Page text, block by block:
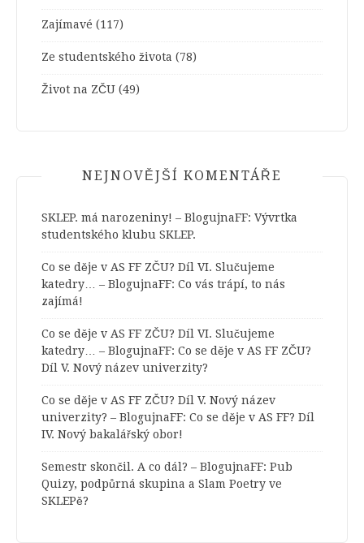
Zajímavé (117)
Ze studentského života (78)
Život na ZČU (49)
NEJNOVĚJŠÍ KOMENTÁŘE
SKLEP. má narozeniny! – BlogujnaFF: Vývrtka
studentského klubu SKLEP.
Co se děje v AS FF ZČU? Díl VI. Slučujeme
katedry… – BlogujnaFF: Co vás trápí, to nás
zajímá!
Co se děje v AS FF ZČU? Díl VI. Slučujeme
katedry… – BlogujnaFF: Co se děje v AS FF ZČU?
Díl V. Nový název univerzity?
Co se děje v AS FF ZČU? Díl V. Nový název
univerzity? – BlogujnaFF: Co se děje v AS FF? Díl
IV. Nový bakalářský obor!
Semestr skončil. A co dál? – BlogujnaFF: Pub
Quizy, podpůrná skupina a Slam Poetry ve
SKLEPě?